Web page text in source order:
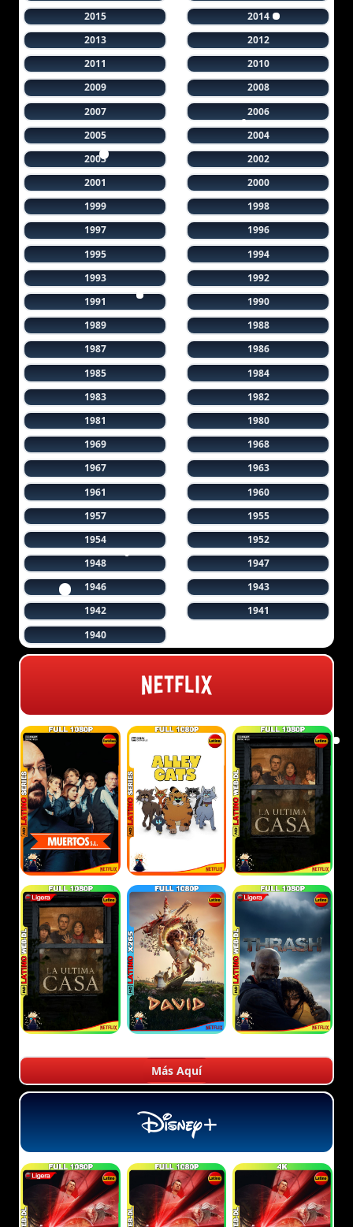
2015
2014
2013
2012
2011
2010
2009
2008
2007
2006
2005
2004
2003
2002
2001
2000
1999
1998
1997
1996
1995
1994
1993
1992
1991
1990
1989
1988
1987
1986
1985
1984
1983
1982
1981
1980
1969
1968
1967
1963
1961
1960
1957
1955
1954
1952
1948
1947
1946
1943
1942
1941
1940
Más Aquí